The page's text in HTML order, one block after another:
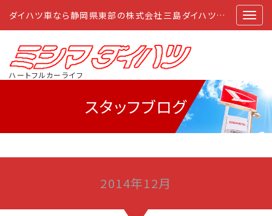
ダイハツ車なら静岡県東部の株式会社三島ダイハツにおまかせ
ハートフルカーライフ
スタッフブログ
2014年12月